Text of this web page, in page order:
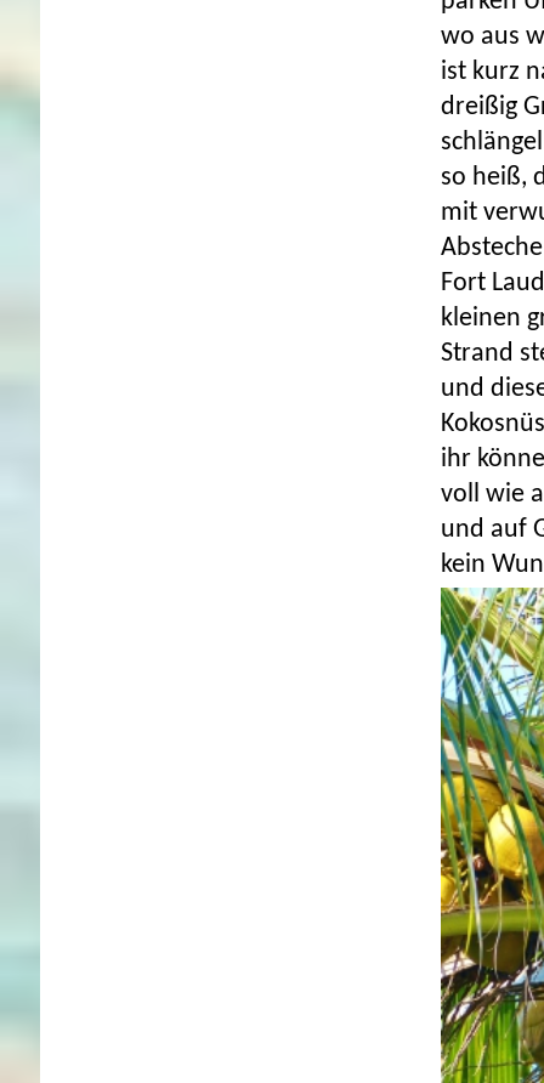
wo aus
ist kurz
dreißig
so heiß,
mit
Fort
kleinen
Strand
und
ihr
voll wie
und auf
kein